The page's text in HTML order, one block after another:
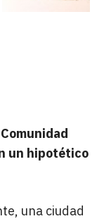
un hipotético
una ciudad